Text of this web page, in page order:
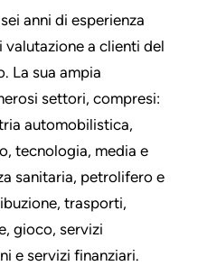
anni di esperienza
a clienti del
La sua ampia
settori, compresi:
automobilistica,
tecnologia, media e
sanitaria, petrolifero e
trasporti,
gioco, servizi
e servizi finanziari.